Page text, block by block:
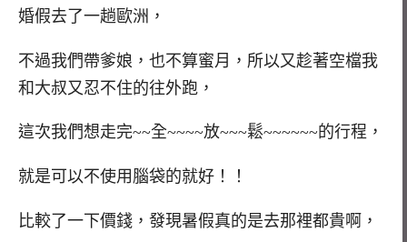
婚假去了一趟歐洲，
不過我們帶爹娘，也不算蜜月，所以又趁著空檔我
和大叔又忍不住的往外跑，
這次我們想走完~~全~~~~放~~~鬆~~~~~~的行程，
就是可以不使用腦袋的就好！！
比較了一下價錢，發現暑假真的是去那裡都貴啊，